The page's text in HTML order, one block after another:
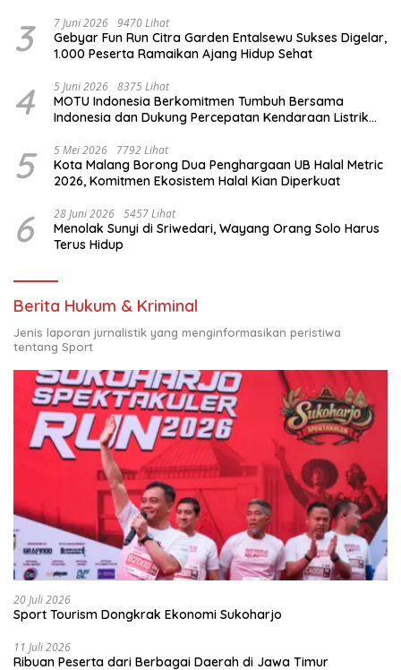
3 7 Juni 2026 9470 Lihat
Gebyar Fun Run Citra Garden Entalsewu Sukses Digelar,
1.000 Peserta Ramaikan Ajang Hidup Sehat
4 5 Juni 2026 8375 Lihat
MOTU Indonesia Berkomitmen Tumbuh Bersama
Indonesia dan Dukung Percepatan Kendaraan Listrik
5 5 Mei 2026 7792 Lihat
Kota Malang Borong Dua Penghargaan UB Halal Metric
2026, Komitmen Ekosistem Halal Kian Diperkuat
6 28 Juni 2026 5457 Lihat
Menolak Sunyi di Sriwedari, Wayang Orang Solo Harus
Terus Hidup
Berita Hukum & Kriminal
Jenis laporan jurnalistik yang menginformasikan peristiwa
tentang Sport
20 Juli 2026
Sport Tourism Dongkrak Ekonomi Sukoharjo
11 Juli 2026
Ribuan Peserta dari Berbagai Daerah di Jawa Timur